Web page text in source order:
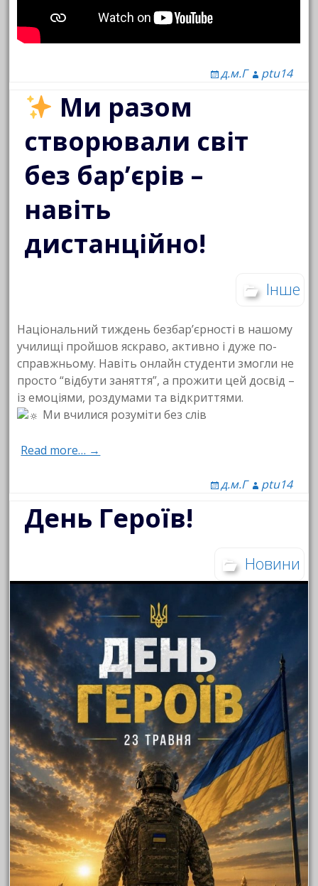
д.м.Г ptu14
Ми разом
створювали світ
без бар’єрів –
навіть
дистанційно!
Інше
Національний тиждень безбар’єрності в нашому
училищі пройшов яскраво, активно і дуже по-
справжньому. Навіть онлайн студенти змогли не
просто “відбути заняття”, а прожити цей досвід –
із емоціями, роздумами та відкриттями.
Ми вчилися розуміти без слів
Read more… →
д.м.Г ptu14
День Героїв!
Новини